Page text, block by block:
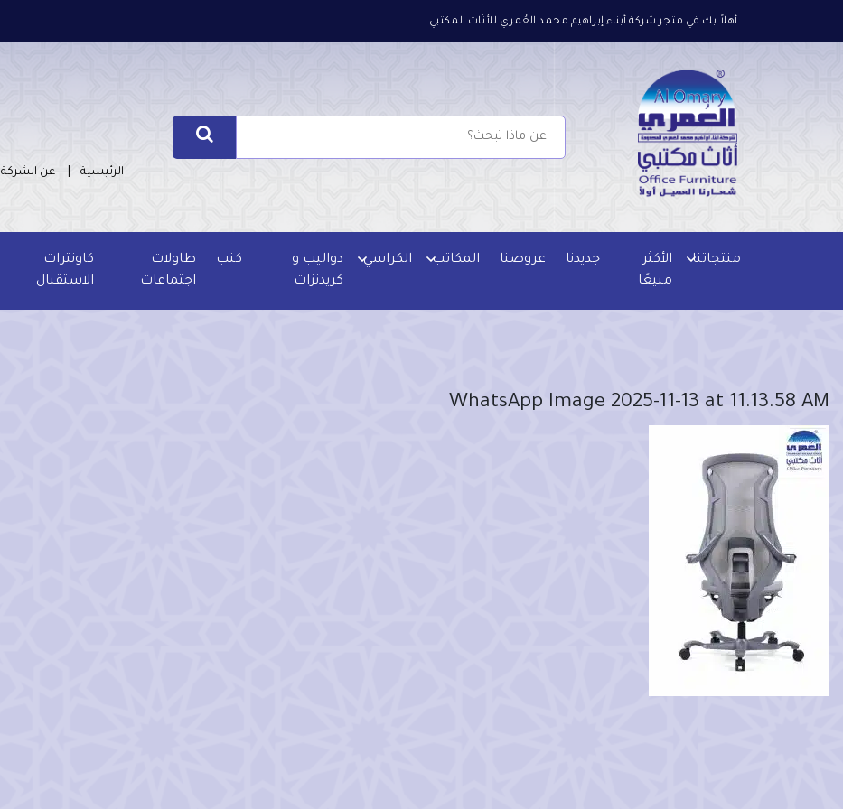
أهلاً بك في متجر شركة أبناء إبراهيم محمد العُمري للأثاث المكتبي
الرئيسية عن الشركة
منتجاتنا
الأكثر
مبيعًا
جديدنا عروضنا المكاتب الكراسي
دواليب و
كريدنزات
كنب
طاولات
اجتماعات
كاونترات
الاستقبال
WhatsApp Image 2025-11-13 at 11.13.58 AM